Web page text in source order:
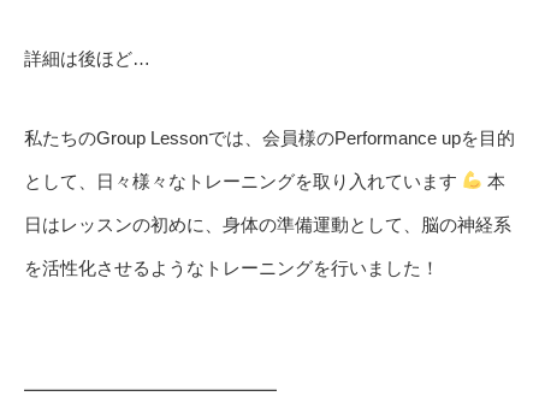
詳細は後ほど…
私たちのGroup Lessonでは、会員様のPerformance upを目的
として、日々様々なトレーニングを取り入れています 本
日はレッスンの初めに、身体の準備運動として、脳の神経系
を活性化させるようなトレーニングを行いました！
━━━━━━━━━━━━━━